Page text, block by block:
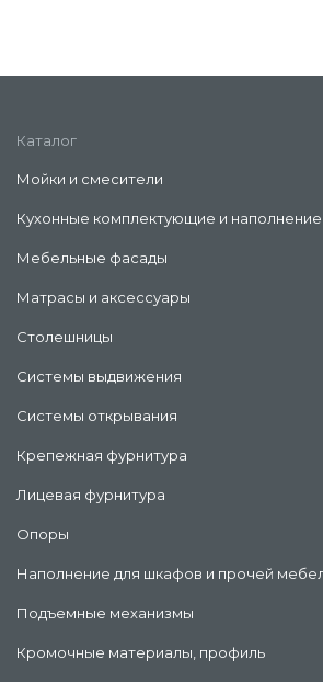
Каталог
Мойки и смесители
Кухонные комплектующие и наполнение
Мебельные фасады
Матрасы и аксессуары
Столешницы
Системы выдвижения
Системы открывания
Крепежная фурнитура
Лицевая фурнитура
Опоры
Наполнение для шкафов и прочей
Подъемные механизмы
Кромочные материалы, профиль